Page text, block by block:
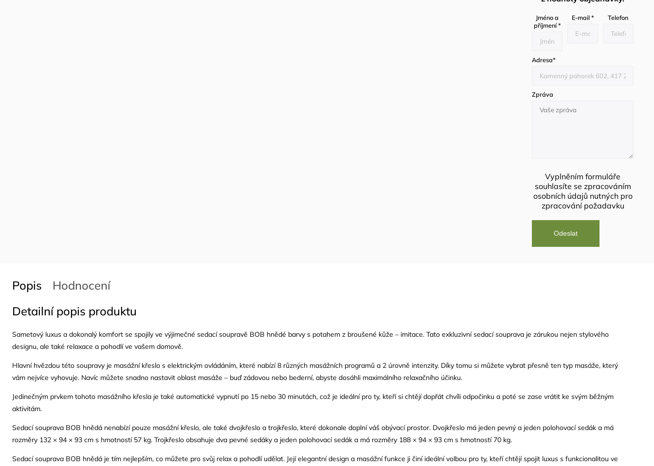
Jméno a
příjmení*
E-mail* Telefon
Adresa*
Zpráva
Vyplněním formuláře
souhlasíte se zpracováním
osobních údajů nutných pro
zpracování požadavku
Popis
Hodnocení
Detailní popis produktu
Sametový luxus a dokonalý komfort se spojily ve výjimečné sedací soupravě BOB hnědé barvy s potahem z broušené kůže – imitace. Tato exkluzivní sedací souprava je zárukou nejen stylového
designu, ale také relaxace a pohodlí ve vašem domově.
Hlavní hvězdou této soupravy je masážní křeslo s elektrickým ovládáním, které nabízí 8 různých masážních programů a 2 úrovně intenzity. Díky tomu si můžete vybrat přesně ten typ masáže, který
vám nejvíce vyhovuje. Navíc můžete snadno nastavit oblast masáže – buď zádovou nebo bederní, abyste dosáhli maximálního relaxačního účinku.
Jedinečným prvkem tohoto masážního křesla je také automatické vypnutí po 15 nebo 30 minutách, což je ideální pro ty, kteří si chtějí dopřát chvíli odpočinku a poté se zase vrátit ke svým běžným
aktivitám.
Sedací souprava BOB hnědá nenabízí pouze masážní křeslo, ale také dvojkřeslo a trojkřeslo, které dokonale doplní váš obývací prostor. Dvojkřeslo má jeden pevný a jeden polohovací sedák a má
rozměry 132 × 94 × 93 cm s hmotností 57 kg. Trojkřeslo obsahuje dva pevné sedáky a jeden polohovací sedák a má rozměry 188 × 94 × 93 cm s hmotností 70 kg.
Sedací souprava BOB hnědá je tím nejlepším, co můžete pro svůj relax a pohodlí udělat. Její elegantní design a masážní funkce ji činí ideální volbou pro ty, kteří chtějí spojit luxus s funkcionalitou ve